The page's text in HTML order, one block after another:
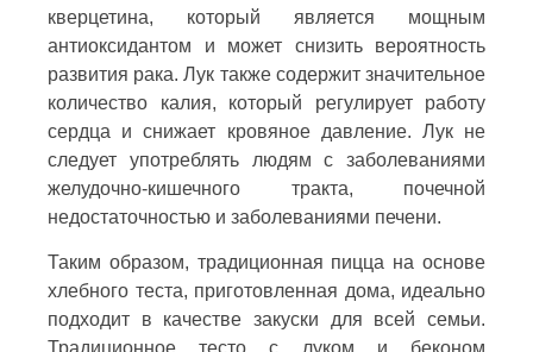
кверцетина, который является мощным
антиоксидантом и может снизить вероятность
развития рака. Лук также содержит значительное
количество калия, который регулирует работу
сердца и снижает кровяное давление. Лук не
следует употреблять людям с заболеваниями
желудочно-кишечного тракта, почечной
недостаточностью и заболеваниями печени.
Таким образом, традиционная пицца на основе
хлебного теста, приготовленная дома, идеально
подходит в качестве закуски для всей семьи.
Традиционное тесто с луком и беконом